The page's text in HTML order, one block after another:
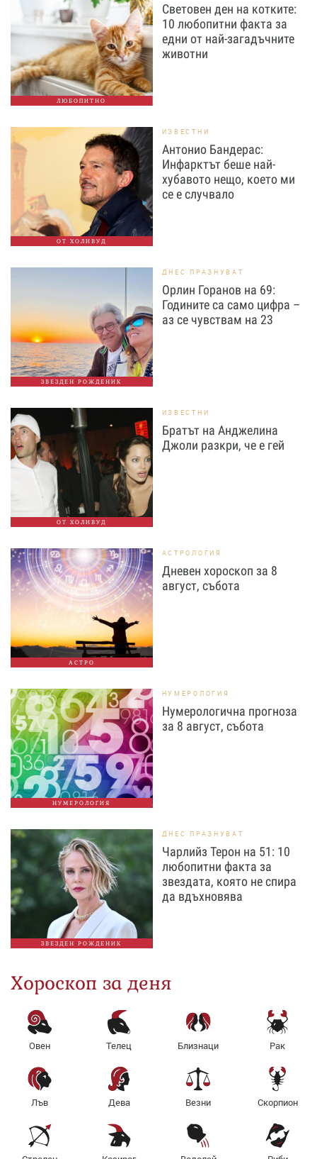
ЛЮБОПИТНО
Световен ден на котките:
10 любопитни факта за
едни от най-загадъчните
животни
ОТ ХОЛИВУД
ИЗВЕСТНИ
Антонио Бандерас:
Инфарктът беше най-
хубавото нещо, което ми
се е случвало
ЗВЕЗДЕН РОЖДЕНИК
ДНЕС ПРАЗНУВАТ
Орлин Горанов на 69:
Годините са само цифра –
аз се чувствам на 23
ОТ ХОЛИВУД
ИЗВЕСТНИ
Братът на Анджелина
Джоли разкри, че е гей
АСТРО
АСТРОЛОГИЯ
Дневен хороскоп за 8
август, събота
НУМЕРОЛОГИЯ
НУМЕРОЛОГИЯ
Нумерологична прогноза
за 8 август, събота
ЗВЕЗДЕН РОЖДЕНИК
ДНЕС ПРАЗНУВАТ
Чарлийз Терон на 51: 10
любопитни факта за
звездата, която не спира
да вдъхновява
Хороскоп за деня
Овен Телец Близнаци Рак
Лъв Дева Везни Скорпион